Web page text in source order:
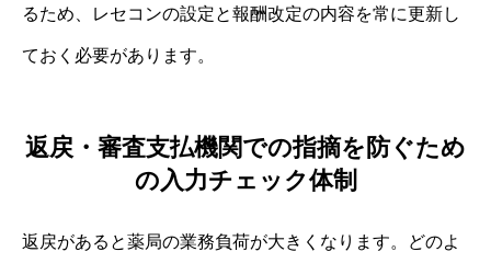
るため、レセコンの設定と報酬改定の内容を常に更新し
ておく必要があります。
返戻・審査支払機関での指摘を防ぐため
の入力チェック体制
返戻があると薬局の業務負荷が大きくなります。どのよ